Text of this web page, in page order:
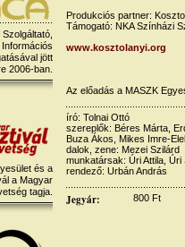
Szolgáltató,
jött
2006-ban.
és a
a Magyar
tagja.
Produkciós partner:
Támogató: NKA Színházi
www.kosztolanyi.org
Az előadás a MASZK
író: Tolnai Ottó
szereplők: Béres Márta,
Buza Ákos, Mikes Imre-
dalok, zene: Mezei Szilárd
munkatársak: Úri Attila, Úri
rendező: Urbán András
Jegyár: 800 Ft